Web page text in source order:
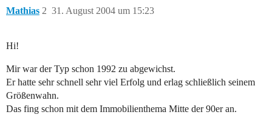
Mathias 31. August 2004 um 15:23
2
Hi!
Mir war der Typ schon 1992 zu abgewichst.
Er hatte sehr schnell sehr viel Erfolg und erlag schließlich seinem
Größenwahn.
Das fing schon mit dem Immobilienthema Mitte der 90er an.